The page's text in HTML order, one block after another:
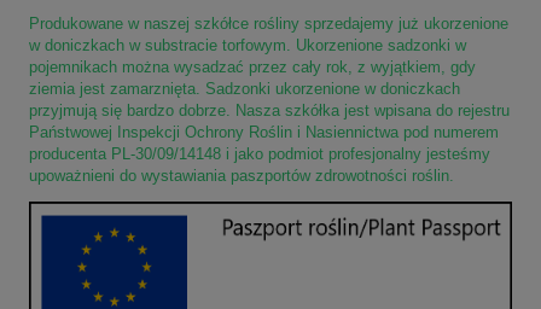
Produkowane w naszej szkółce rośliny sprzedajemy już ukorzenione
w doniczkach w substracie torfowym. Ukorzenione sadzonki w
pojemnikach można wysadzać przez cały rok, z wyjątkiem, gdy
ziemia jest zamarznięta. Sadzonki ukorzenione w doniczkach
przyjmują się bardzo dobrze. Nasza szkółka jest wpisana do rejestru
Państwowej Inspekcji Ochrony Roślin i Nasiennictwa pod numerem
producenta PL-30/09/14148 i jako podmiot profesjonalny jesteśmy
upoważnieni do wystawiania paszportów zdrowotności roślin.